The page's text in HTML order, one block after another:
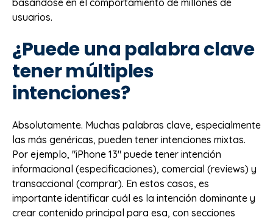
basándose en el comportamiento de millones de
usuarios.
¿Puede una palabra clave
tener múltiples
intenciones?
Absolutamente. Muchas palabras clave, especialmente
las más genéricas, pueden tener intenciones mixtas.
Por ejemplo, "iPhone 13" puede tener intención
informacional (especificaciones), comercial (reviews) y
transaccional (comprar). En estos casos, es
importante identificar cuál es la intención dominante y
crear contenido principal para esa, con secciones